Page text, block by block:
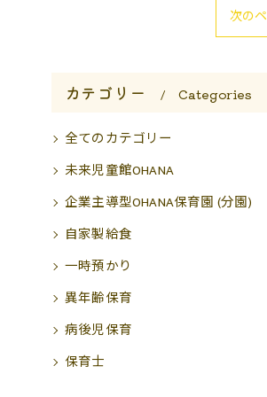
次の
カテゴリー Categories
全てのカテゴリー
未来児童館OHANA
企業主導型OHANA保育園 (分園)
自家製給食
一時預かり
異年齢保育
病後児保育
保育士